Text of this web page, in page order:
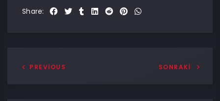
Share:
PREVIOUS SONRAKI